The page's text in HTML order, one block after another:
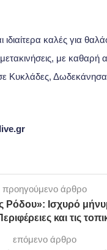
ιδιαίτερα καλές για
με καθαρή
Κυκλάδες,
προηγούμενο άρθρο
Ρόδου»: Ισχυρό
και τις
επόμενο άρθρο